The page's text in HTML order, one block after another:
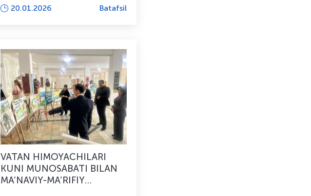
20.01.2026 Batafsil
VATAN HIMOYACHILARI
KUNI MUNOSABATI BILAN
MA’NAVIY-MA’RIFIY